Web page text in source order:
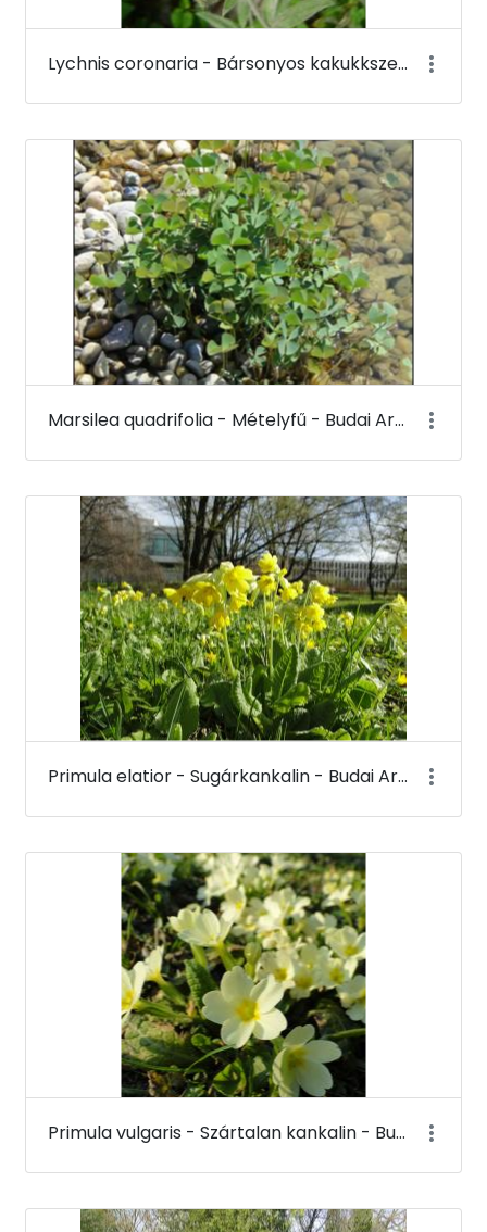
Lychnis coronaria - Bársonyos kakukkszegfű (virága) - Budai Arborétum
Marsilea quadrifolia - Mételyfű - Budai Arborétum
Primula elatior - Sugárkankalin - Budai Arborétum
Primula vulgaris - Szártalan kankalin - Budai Arborétum